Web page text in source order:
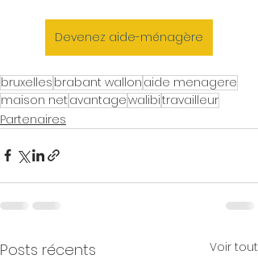
Devenez aide-ménagère
bruxelles brabant wallon aide menagere
maison net avantagewalibitravailleur
Partenaires
Posts récents Voir tout